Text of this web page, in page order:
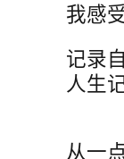
我感
记录
人生
从一